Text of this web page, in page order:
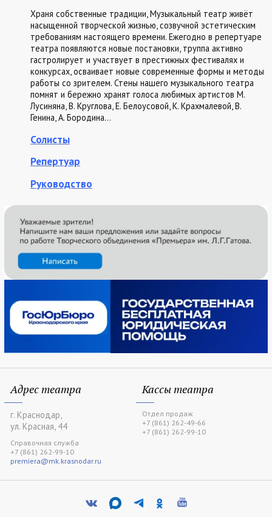
Храня собственные традиции, Музыкальный театр живёт
насыщенной творческой жизнью, созвучной эстетическим
требованиям настоящего времени. Ежегодно в репертуаре
театра появляются новые постановки, труппа активно
гастролирует и участвует в престижных фестивалях и
конкурсах, осваивает новые современные формы и методы
работы со зрителем. Стены нашего музыкального театра
помнят и бережно хранят голоса любимых артистов М.
Лусиняна, В. Круглова, Е. Белоусовой, К. Крахмалевой, В.
Генина, А. Бородина…
Солисты
Репертуар
Руководство
Адрес театра
г. Краснодар,
ул. Красная, 44
Справочная служба
+7 (861) 262-99-10
premiera@mk.krasnodar.ru
Кассы театра
Отдел продаж
+7 (861) 262-49-66
+7 (861) 262-99-10